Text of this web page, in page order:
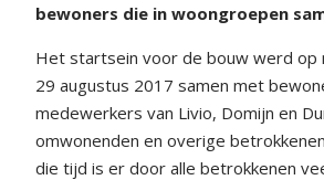
bewoners die in woongroepen
Het startsein voor de bouw werd op
29 augustus 2017 samen met
medewerkers van Livio, Domijn en
omwonenden en overige
die tijd is er door alle betrokkenen